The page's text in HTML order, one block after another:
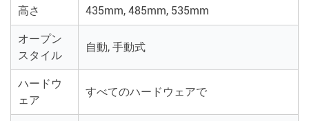
高さ 435mm, 485mm, 535mm
オープン
スタイル
自動, 手動式
ハードウ
ェア
すべてのハードウェアで